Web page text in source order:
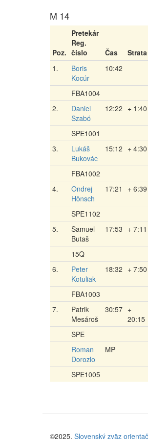
M 14
Poz.
Pretekár
Reg.
číslo
Čas Strata
1.
Boris
Kocúr
10:42
FBA1004
2.
Daniel
Szabó
12:22 + 1:40
SPE1001
3.
Lukáš
Bukovác
15:12 + 4:30
FBA1002
4.
Ondrej
Hönsch
17:21 + 6:39
SPE1102
5.
Samuel
Butaš
17:53 + 7:11
15Q
6.
Peter
Kotuliak
18:32 + 7:50
FBA1003
7.
Patrik
Mesároš
30:57 +
20:15
SPE
Roman
Dorozlo
MP
SPE1005
©2025, Slovenský zväz